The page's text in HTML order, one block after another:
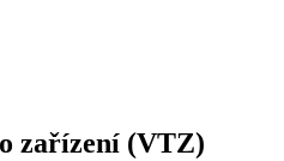
zařízení (VTZ)